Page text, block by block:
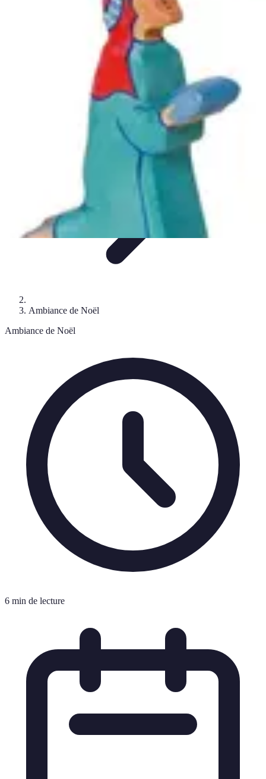
Décorations de Noël
Décorations et
Traditions de NoëlTraditions
Ambiance de Noël
Ambiance de Noël
6 min de lecture